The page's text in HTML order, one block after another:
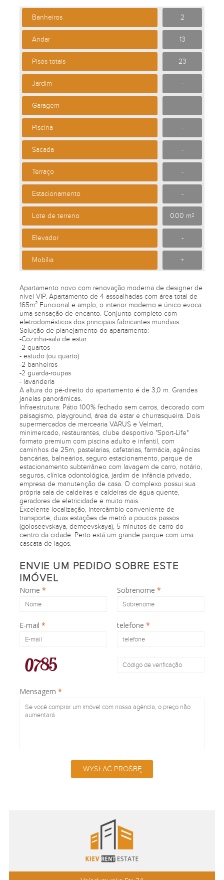
Banheiros 2
Andar 13
Pisos totais 23
Jardim -
Garagem -
Piscina -
Sacada -
Terraço -
Estacionamento -
Lote de terreno 0.00 m2
Elevador -
Mobília +
Apartamento novo com renovação moderna de designer de
nível VIP. Apartamento de 4 assoalhadas com área total de
165m² Funcional e amplo, o interior moderno e único evoca
uma sensação de encanto. Conjunto completo com
eletrodomésticos dos principais fabricantes mundiais.
Solução de planejamento do apartamento:
-Cozinha-sala de estar
-2 quartos
- estudo (ou quarto)
-2 banheiros
-2 guarda-roupas
- lavanderia
A altura do pé-direito do apartamento é de 3,0 m. Grandes
janelas panorâmicas.
Infraestrutura: Pátio 100% fechado sem carros, decorado com
paisagismo, playground, área de estar e churrasqueira. Dois
supermercados de mercearia VARUS e Velmart,
minimercado, restaurantes, clube desportivo "Sport-Life"
formato premium com piscina adulto e infantil, com
caminhos de 25m, pastelarias, cafetarias, farmácia, agências
bancárias, balneários, seguro estacionamento, parque de
estacionamento subterrâneo com lavagem de carro, notário,
seguros, clínica odontológica, jardim de infância privado,
empresa de manutenção de casa. O complexo possui sua
própria sala de caldeiras e caldeiras de água quente,
geradores de eletricidade e muito mais.
Excelente localização, intercâmbio conveniente de
transporte, duas estações de metrô a poucos passos
(goloseevskaya, demeevskaya), 5 minutos de carro do
centro da cidade. Perto está um grande parque com uma
cascata de lagos.
ENVIE UM PEDIDO SOBRE ESTE
IMÓVEL
Nome * Sobrenome *
E-mail * telefone *
Mensagem *
WYSŁAĆ PROŚBĘ